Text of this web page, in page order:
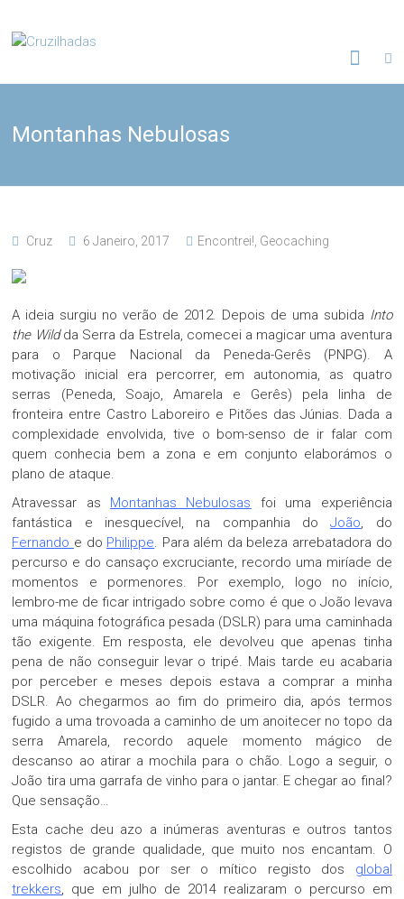
content
Cruzilhadas
Montanhas Nebulosas
Cruz 6 Janeiro, 2017 Encontrei! Geocaching
A ideia surgiu no verão de 2012. Depois de uma subida Into
the Wildda Serra da Estrela, comecei a magicar uma aventura
para o Parque Nacional da Peneda-Gerês (PNPG). A
motivação inicial era percorrer, em autonomia, as quatro
serras (Peneda, Soajo, Amarela e Gerês) pela linha de
fronteira entre Castro Laboreiro e Pitões das Júnias. Dada a
complexidade envolvida, tive o bom-senso de ir falar com
quem conhecia bem a zona e em conjunto elaborámos o
plano de ataque.
Atravessar as Montanhas Nebulosas foi uma experiência
fantástica e inesquecível, na companhia doJoão, do
Fernando e do Philippe. Para além da beleza arrebatadora do
percurso e do cansaço excruciante, recordo uma miríade de
momentos e pormenores. Por exemplo, logo no início,
lembro-me de ficar intrigado sobre como é que o João levava
uma máquina fotográfica pesada (DSLR) para uma caminhada
tão exigente. Em resposta, ele devolveu que apenas tinha
pena de não conseguir levar o tripé. Mais tarde eu acabaria
por perceber e meses depois estava a comprar a minha
DSLR. Ao chegarmos ao fim do primeiro dia, após termos
fugido a uma trovoada a caminho de um anoitecer no topo da
serra Amarela, recordo aquele momento mágico de
descanso ao atirar a mochila para o chão. Logo a seguir, o
João tira uma garrafa de vinho para o jantar. E chegar ao final?
Que sensação…
Esta cache deu azo a inúmeras aventuras e outros tantos
registos de grande qualidade, que muito nos encantam. O
escolhido acabou por ser o mítico registo dos global
trekkers, que em julho de 2014 realizaram o percurso em